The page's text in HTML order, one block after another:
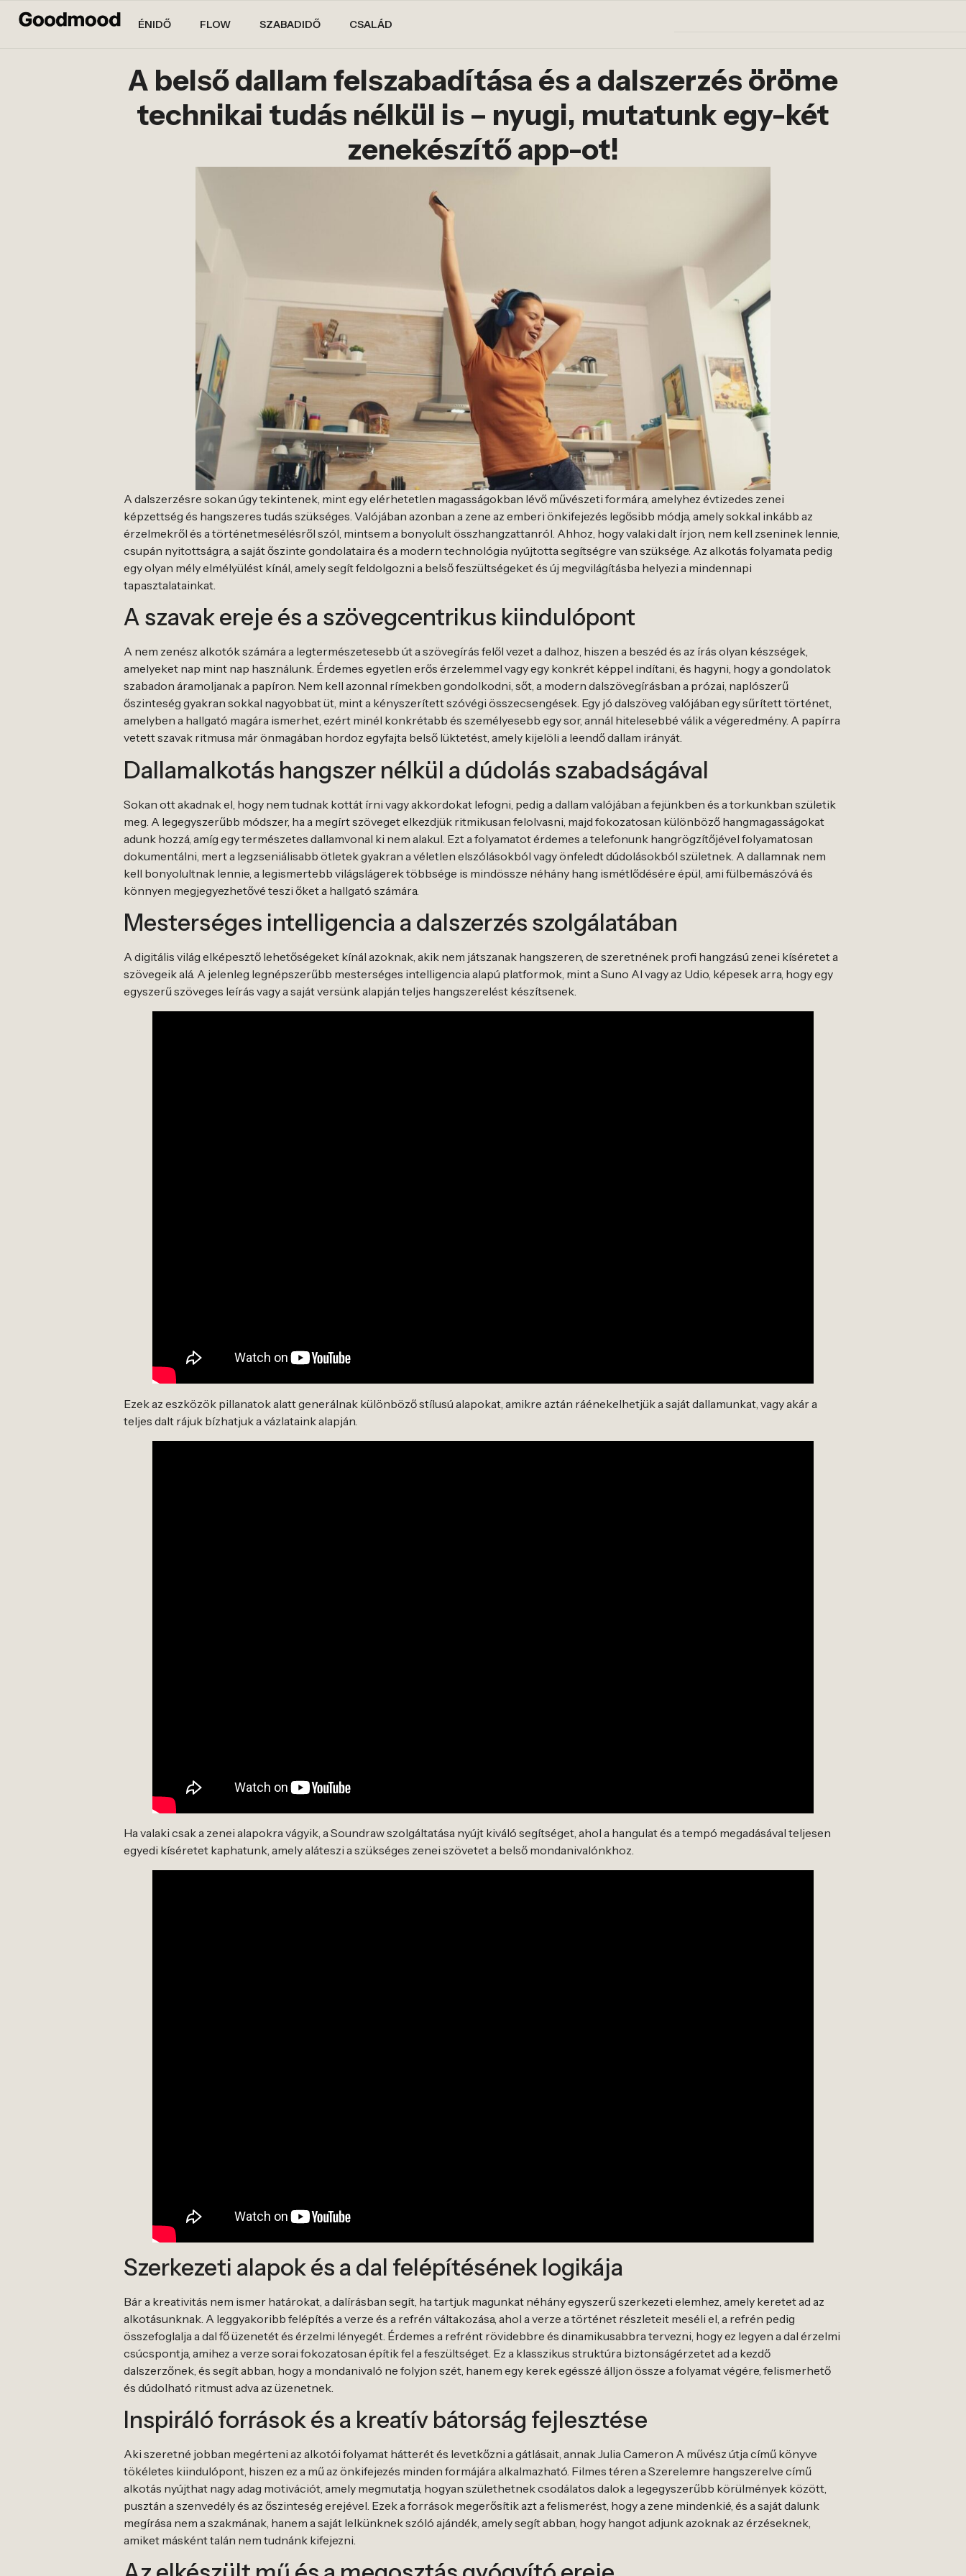
ÉNIDŐ FLOW SZABADIDŐ CSALÁD
A belső dallam felszabadítása és a dalszerzés öröme
technikai tudás nélkül is – nyugi, mutatunk egy-két
zenekészítő app-ot!
A dalszerzésre sokan úgy tekintenek, mint egy elérhetetlen magasságokban lévő művészeti formára, amelyhez évtizedes zenei
képzettség és hangszeres tudás szükséges. Valójában azonban a zene az emberi önkifejezés legősibb módja, amely sokkal inkább az
érzelmekről és a történetmesélésről szól, mintsem a bonyolult összhangzattanról. Ahhoz, hogy valaki dalt írjon, nem kell zseninek lennie,
csupán nyitottságra, a saját őszinte gondolataira és a modern technológia nyújtotta segítségre van szüksége. Az alkotás folyamata pedig
egy olyan mély elmélyülést kínál, amely segít feldolgozni a belső feszültségeket és új megvilágításba helyezi a mindennapi
tapasztalatainkat.
A szavak ereje és a szövegcentrikus kiindulópont
A nem zenész alkotók számára a legtermészetesebb út a szövegírás felől vezet a dalhoz, hiszen a beszéd és az írás olyan készségek,
amelyeket nap mint nap használunk. Érdemes egyetlen erős érzelemmel vagy egy konkrét képpel indítani, és hagyni, hogy a gondolatok
szabadon áramoljanak a papíron. Nem kell azonnal rímekben gondolkodni, sőt, a modern dalszövegírásban a prózai, naplószerű
őszinteség gyakran sokkal nagyobbat üt, mint a kényszerített szóvégi összecsengések. Egy jó dalszöveg valójában egy sűrített történet,
amelyben a hallgató magára ismerhet, ezért minél konkrétabb és személyesebb egy sor, annál hitelesebbé válik a végeredmény. A papírra
vetett szavak ritmusa már önmagában hordoz egyfajta belső lüktetést, amely kijelöli a leendő dallam irányát.
Dallamalkotás hangszer nélkül a dúdolás szabadságával
Sokan ott akadnak el, hogy nem tudnak kottát írni vagy akkordokat lefogni, pedig a dallam valójában a fejünkben és a torkunkban születik
meg. A legegyszerűbb módszer, ha a megírt szöveget elkezdjük ritmikusan felolvasni, majd fokozatosan különböző hangmagasságokat
adunk hozzá, amíg egy természetes dallamvonal ki nem alakul. Ezt a folyamatot érdemes a telefonunk hangrögzítőjével folyamatosan
dokumentálni, mert a legzseniálisabb ötletek gyakran a véletlen elszólásokból vagy önfeledt dúdolásokból születnek. A dallamnak nem
kell bonyolultnak lennie, a legismertebb világslágerek többsége is mindössze néhány hang ismétlődésére épül, ami fülbemászóvá és
könnyen megjegyezhetővé teszi őket a hallgató számára.
Mesterséges intelligencia a dalszerzés szolgálatában
A digitális világ elképesztő lehetőségeket kínál azoknak, akik nem játszanak hangszeren, de szeretnének profi hangzású zenei kíséretet a
szövegeik alá. A jelenleg legnépszerűbb mesterséges intelligencia alapú platformok, mint a Suno AI vagy az Udio, képesek arra, hogy egy
egyszerű szöveges leírás vagy a saját versünk alapján teljes hangszerelést készítsenek.
Ezek az eszközök pillanatok alatt generálnak különböző stílusú alapokat, amikre aztán ráénekelhetjük a saját dallamunkat, vagy akár a
teljes dalt rájuk bízhatjuk a vázlataink alapján.
Ha valaki csak a zenei alapokra vágyik, a Soundraw szolgáltatása nyújt kiváló segítséget, ahol a hangulat és a tempó megadásával teljesen
egyedi kíséretet kaphatunk, amely aláteszi a szükséges zenei szövetet a belső mondanivalónkhoz.
Szerkezeti alapok és a dal felépítésének logikája
Bár a kreativitás nem ismer határokat, a dalírásban segít, ha tartjuk magunkat néhány egyszerű szerkezeti elemhez, amely keretet ad az
alkotásunknak. A leggyakoribb felépítés a verze és a refrén váltakozása, ahol a verze a történet részleteit meséli el, a refrén pedig
összefoglalja a dal fő üzenetét és érzelmi lényegét. Érdemes a refrént rövidebbre és dinamikusabbra tervezni, hogy ez legyen a dal érzelmi
csúcspontja, amihez a verze sorai fokozatosan építik fel a feszültséget. Ez a klasszikus struktúra biztonságérzetet ad a kezdő
dalszerzőnek, és segít abban, hogy a mondanivaló ne folyjon szét, hanem egy kerek egésszé álljon össze a folyamat végére, felismerhető
és dúdolható ritmust adva az üzenetnek.
Inspiráló források és a kreatív bátorság fejlesztése
Aki szeretné jobban megérteni az alkotói folyamat hátterét és levetkőzni a gátlásait, annak Julia Cameron A művész útja című könyve
tökéletes kiindulópont, hiszen ez a mű az önkifejezés minden formájára alkalmazható. Filmes téren a Szerelemre hangszerelve című
alkotás nyújthat nagy adag motivációt, amely megmutatja, hogyan születhetnek csodálatos dalok a legegyszerűbb körülmények között,
pusztán a szenvedély és az őszinteség erejével. Ezek a források megerősítik azt a felismerést, hogy a zene mindenkié, és a saját dalunk
megírása nem a szakmának, hanem a saját lelkünknek szóló ajándék, amely segít abban, hogy hangot adjunk azoknak az érzéseknek,
amiket másként talán nem tudnánk kifejezni.